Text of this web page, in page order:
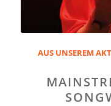
AUS UNSEREM